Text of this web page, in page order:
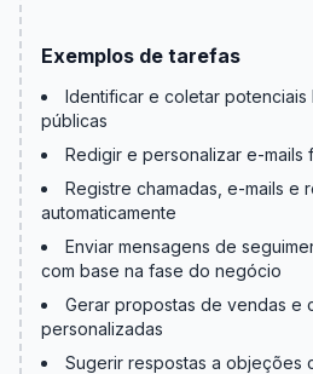
Exemplos de tarefas
Identificar e coletar
públicas
Redigir e personalizar e-mails
Registre chamadas, e-mails e
automaticamente
Enviar mensagens de
com base na fase do negócio
Gerar propostas de vendas e
personalizadas
Sugerir respostas a objeções